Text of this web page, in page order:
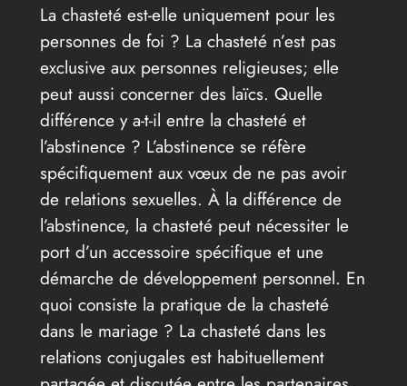
La chasteté est-elle uniquement pour les
personnes de foi ? La chasteté n’est pas
exclusive aux personnes religieuses; elle
peut aussi concerner des laïcs. Quelle
différence y a-t-il entre la chasteté et
l’abstinence ? L’abstinence se réfère
spécifiquement aux vœux de ne pas avoir
de relations sexuelles. À la différence de
l’abstinence, la chasteté peut nécessiter le
port d’un accessoire spécifique et une
démarche de développement personnel. En
quoi consiste la pratique de la chasteté
dans le mariage ? La chasteté dans les
relations conjugales est habituellement